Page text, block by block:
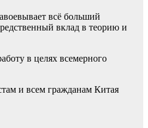
всё больший
вклад в теорию и
в целях всемерного
и всем гражданам Китая